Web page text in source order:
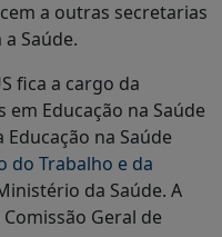
a outras secretarias
Saúde.
fica a cargo da
em Educação na Saúde
na Saúde
do Trabalho e da
da Saúde. A
Geral de